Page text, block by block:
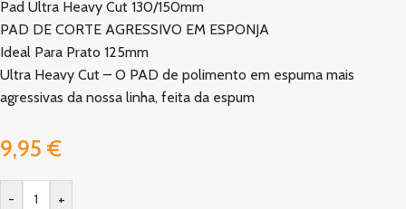
Pad Ultra Heavy Cut 130/150mm
PAD DE CORTE AGRESSIVO EM ESPONJA
Ideal Para Prato 125mm
Ultra Heavy Cut – O PAD de polimento em espuma mais
agressivas da nossa linha, feita da espum
9,95 €
- +